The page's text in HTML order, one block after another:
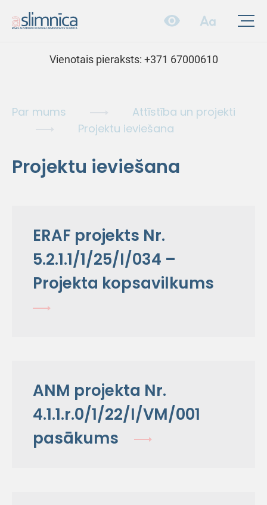
Vienotais pieraksts: +371 67000610
Par mums
Attīstība un projekti
Projektu ieviešana
Projektu ieviešana
ERAF projekts Nr.
5.2.1.1/1/25/I/034 –
Projekta kopsavilkums
ANM projekta Nr.
4.1.1.r.0/1/22/I/VM/001
pasākums